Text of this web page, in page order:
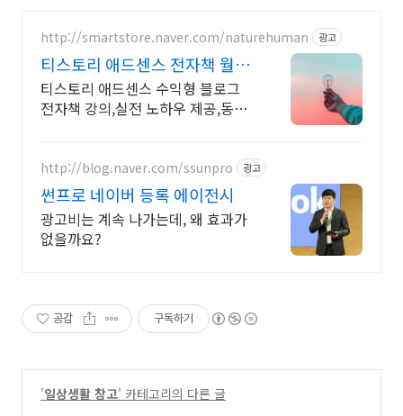
http://smartstore.naver.com/naturehuman 광고
티스토리 애드센스 전자책 월
100만원 고정 수익발생!
티스토리 애드센스 수익형 블로그
전자책 강의,실전 노하우 제공,동영
로 초보자도 쉽게 배워요!
http://blog.naver.com/ssunpro 광고
썬프로 네이버 등록 에이전시
광고비는 계속 나가는데, 왜 효과가
없을까요?
공감 구독하기
'일상생활 창고' 카테고리의 다른 글